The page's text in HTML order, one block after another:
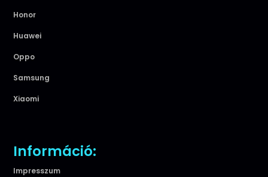
Honor
Huawei
Oppo
Samsung
Xiaomi
Információ:
Impresszum